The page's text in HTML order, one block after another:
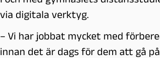
via digitala verktyg.
– Vi har jobbat mycket med
innan det är dags för dem att gå